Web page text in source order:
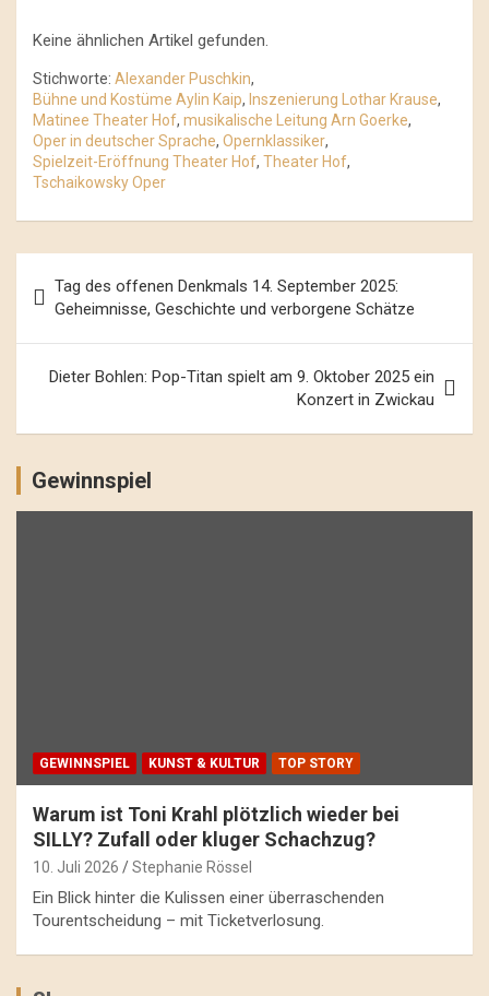
Keine ähnlichen Artikel gefunden.
Stichworte: Alexander Puschkin,
Bühne und Kostüme Aylin Kaip, Inszenierung Lothar Krause,
Matinee Theater Hof, musikalische Leitung Arn Goerke,
Oper in deutscher Sprache, Opernklassiker,
Spielzeit-Eröffnung Theater Hof, Theater Hof,
Tschaikowsky Oper
Navigation
Tag des offenen Denkmals 14. September 2025:
Geheimnisse, Geschichte und verborgene Schätze
Dieter Bohlen: Pop-Titan spielt am 9. Oktober 2025 ein
Konzert in Zwickau
Gewinnspiel
GEWINNSPIEL KUNST & KULTUR TOP STORY
Warum ist Toni Krahl plötzlich wieder bei
SILLY? Zufall oder kluger Schachzug?
10. Juli 2026 Stephanie Rössel
Ein Blick hinter die Kulissen einer überraschenden
Tourentscheidung – mit Ticketverlosung.